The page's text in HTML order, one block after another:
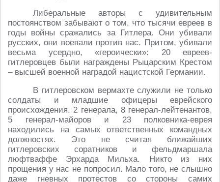
Либеральные авторы с удивительным
постоянством забывают о том, что тысячи евреев в
годы войны сражались за Гитлера. Они убивали
русских, они воевали против нас. Притом, убивали
весьма усердно, «героически»: 20 евреев-
гитлеровцев были награждены Рыцарским Крестом
– высшей военной наградой нацистской Германии.
В гитлеровском вермахте служили не только
солдаты и младшие офицеры еврейского
происхождения. 2 генерала, 8 генерал-лейтенантов,
5 генерал-майоров и 23 полковника-еврея
находились на самых ответственных командных
должностях. Это не считая ближайших
гитлеровских соратников и фельдмаршала
люфтваффе Эрхарда Мильха. Никто из них
прощения у нас не попросил. Мало того, не слышно
даже гневных протестов со стороны самих